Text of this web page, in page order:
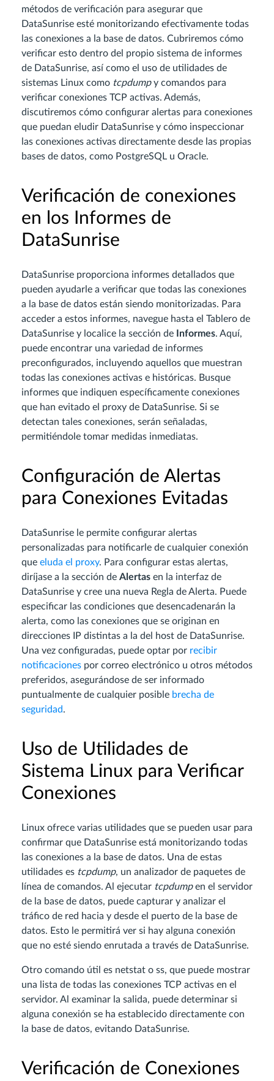
métodos de verificación para asegurar que
DataSunrise esté monitorizando efectivamente todas
las conexiones a la base de datos. Cubriremos cómo
verificar esto dentro del propio sistema de informes
de DataSunrise, así como el uso de utilidades de
sistemas Linux como tcpdumpy comandos para
verificar conexiones TCP activas. Además,
discutiremos cómo configurar alertas para conexiones
que puedan eludir DataSunrise y cómo inspeccionar
las conexiones activas directamente desde las propias
bases de datos, como PostgreSQL u Oracle.
Verificación de conexiones
en los Informes de
DataSunrise
DataSunrise proporciona informes detallados que
pueden ayudarle a verificar que todas las conexiones
a la base de datos están siendo monitorizadas. Para
acceder a estos informes, navegue hasta el Tablero de
DataSunrise y localice la sección de
Informes. Aquí,
puede encontrar una variedad de informes
preconfigurados, incluyendo aquellos que muestran
todas las conexiones activas e históricas. Busque
informes que indiquen específicamente conexiones
que han evitado el proxy de DataSunrise. Si se
detectan tales conexiones, serán señaladas,
permitiéndole tomar medidas inmediatas.
Configuración de Alertas
para Conexiones Evitadas
DataSunrise le permite configurar alertas
personalizadas para notificarle de cualquier conexión
que eluda el proxy. Para configurar estas alertas,
diríjase a la sección de Alertas en la interfaz de
DataSunrise y cree una nueva Regla de Alerta. Puede
especificar las condiciones que desencadenarán la
alerta, como las conexiones que se originan en
direcciones IP distintas a la del host de DataSunrise.
Una vez configuradas, puede optar por recibir
notificaciones por correo electrónico u otros métodos
preferidos, asegurándose de ser informado
puntualmente de cualquier posible brecha de
seguridad.
Uso de Utilidades de
Sistema Linux para Verificar
Conexiones
Linux ofrece varias utilidades que se pueden usar para
confirmar que DataSunrise está monitorizando todas
las conexiones a la base de datos. Una de estas
utilidades es tcpdump, un analizador de paquetes de
línea de comandos. Al ejecutar tcpdumpen el servidor
de la base de datos, puede capturar y analizar el
tráfico de red hacia y desde el puerto de la base de
datos. Esto le permitirá ver si hay alguna conexión
que no esté siendo enrutada a través de DataSunrise.
Otro comando útil es netstat o ss, que puede mostrar
una lista de todas las conexiones TCP activas en el
servidor. Al examinar la salida, puede determinar si
alguna conexión se ha establecido directamente con
la base de datos, evitando DataSunrise.
Verificación de Conexiones